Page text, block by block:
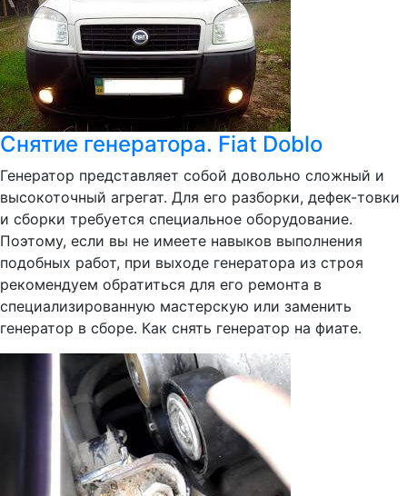
Снятие генератора. Fiat Doblo
Генератор представляет собой довольно сложный и
высокоточный агрегат. Для его разборки, дефек-товки
и сборки требуется специальное оборудование.
Поэтому, если вы не имеете навыков выполнения
подобных работ, при выходе генератора из строя
рекомендуем обратиться для его ремонта в
специализированную мастерскую или заменить
генератор в сборе. Как снять генератор на фиате.